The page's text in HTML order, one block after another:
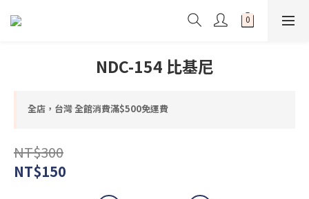
NDC-154 比基尼
全店，台灣 全館消費滿$500免運費
NT$300
NT$150